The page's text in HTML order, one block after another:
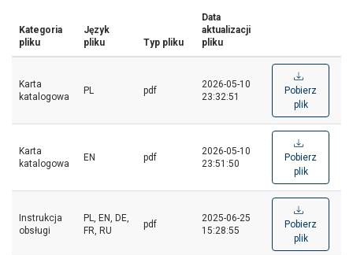
Kategoria
pliku
Język
pliku
Typ pliku
Data
aktualizacji
pliku
Karta
katalogowa
PL pdf
2026-05-10
23:32:51
Pobierz
plik
Karta
katalogowa
EN pdf
2026-05-10
23:51:50
Pobierz
plik
Instrukcja
obsługi
PL, EN, DE,
FR, RU
pdf
2025-06-25
15:28:55
Pobierz
plik